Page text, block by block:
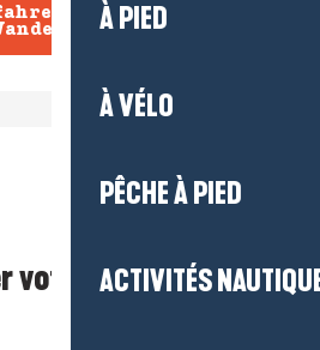
À PIED
À VÉLO
PÊCHE À PIED
ACTIVITÉS
Topoguide
votre itinéraire